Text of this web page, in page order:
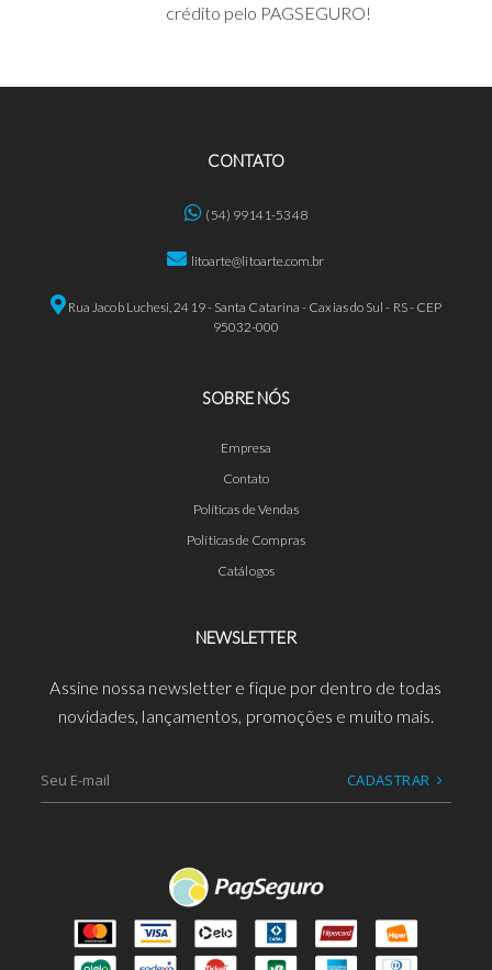
crédito pelo PAGSEGURO!
CONTATO
(54) 99141-5348
litoarte@litoarte.com.br
Rua Jacob Luchesi, 2419 - Santa Catarina - Caxias do Sul - RS - CEP
95032-000
SOBRE NÓS
Empresa
Contato
Políticas de Vendas
Políticas de Compras
Catálogos
NEWSLETTER
Assine nossa newsletter e fique por dentro de todas
novidades, lançamentos, promoções e muito mais.
CADASTRAR